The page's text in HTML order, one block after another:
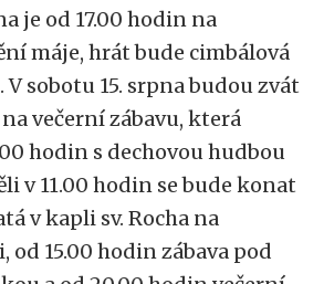
je od 17.00 hodin na
máje, hrát bude cimbálová
sobotu 15. srpna budou zvát
večerní zábavu, která
hodin s dechovou hudbou
v 11.00 hodin se bude konat
v kapli sv. Rocha na
od 15.00 hodin zábava pod